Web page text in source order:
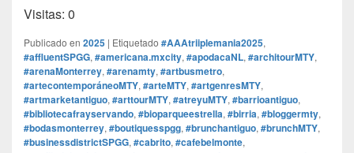
Visitas: 0
Publicado en 2025 | Etiquetado #AAAtriiplemania2025,
#affluentSPGG, #americana.mxcity, #apodacaNL, #architourMTY,
#arenaMonterrey, #arenamty, #artbusmetro,
#artecontemporáneoMTY, #arteMTY, #artgenresMTY,
#artmarketantiguo, #arttourMTY, #atreyuMTY, #barrioantiguo,
#bibliotecafrayservando, #bioparqueestrella, #birria, #bloggermty,
#bodasmonterrey, #boutiquesspgg, #brunchantiguo, #brunchMTY,
#businessdistrictSPGG, #cabrito, #cafebelmonte,